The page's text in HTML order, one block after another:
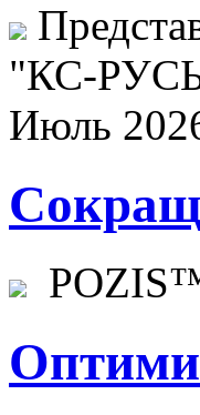
"КС-
Июль